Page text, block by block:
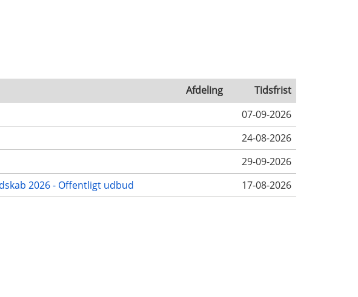
Afdeling
Tidsfrist
07-09-2026
24-08-2026
29-09-2026
2026 - Offentligt udbud
17-08-2026